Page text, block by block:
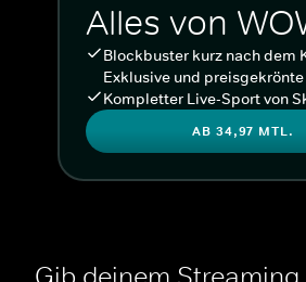
Alles von
Blockbuster kurz nach dem
Exklusive und preisgekrönte
Kompletter Live-Sport von
AB 34,97 MTL.
Gib deinem